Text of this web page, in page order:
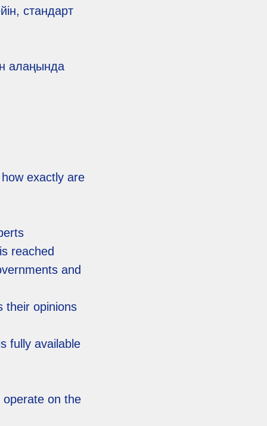
стандарт
алаңында
exactly are
reached
and
their opinions
fully available
on the